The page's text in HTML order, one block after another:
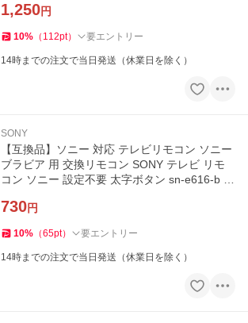
1,250円
10% （ 112pt） 要エントリー
14時までの注文で当日発送（休業日を除く）
SONY
【互換品】ソニー 対応 テレビリモコン ソニー
ブラビア 用 交換リモコン SONY テレビ リモ
コン ソニー 設定不要 太字ボタン sn-e616-b 爆
730円
10% （65pt） 要エントリー
14時までの注文で当日発送（休業日を除く）